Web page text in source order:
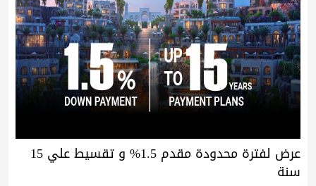
عرض لفترة محدودة مقدم 1.5% و تقسيط علي 15
سنة